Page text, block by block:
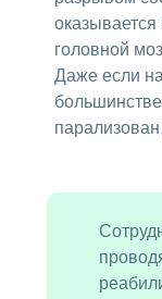
головной
Даже если